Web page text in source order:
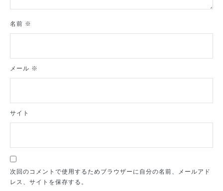
名前 ※
メール ※
サイト
次回のコメントで使用するためブラウザーに自分の名前、メールアド
レス、サイトを保存する。